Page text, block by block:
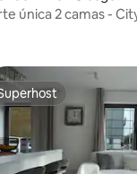
única 2 camas -